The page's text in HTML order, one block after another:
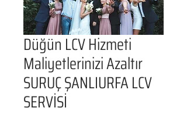
Düğün LCV Hizmeti
Maliyetlerinizi Azaltır
SURUÇ ŞANLIURFA LCV
SERVİSİ